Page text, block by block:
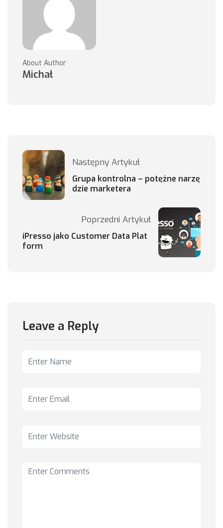
About Author
Michał
Następny Artykuł
Grupa kontrolna – potężne narzę
dzie marketera
Poprzedni Artykuł
iPresso jako Customer Data Plat
form
Leave a Reply